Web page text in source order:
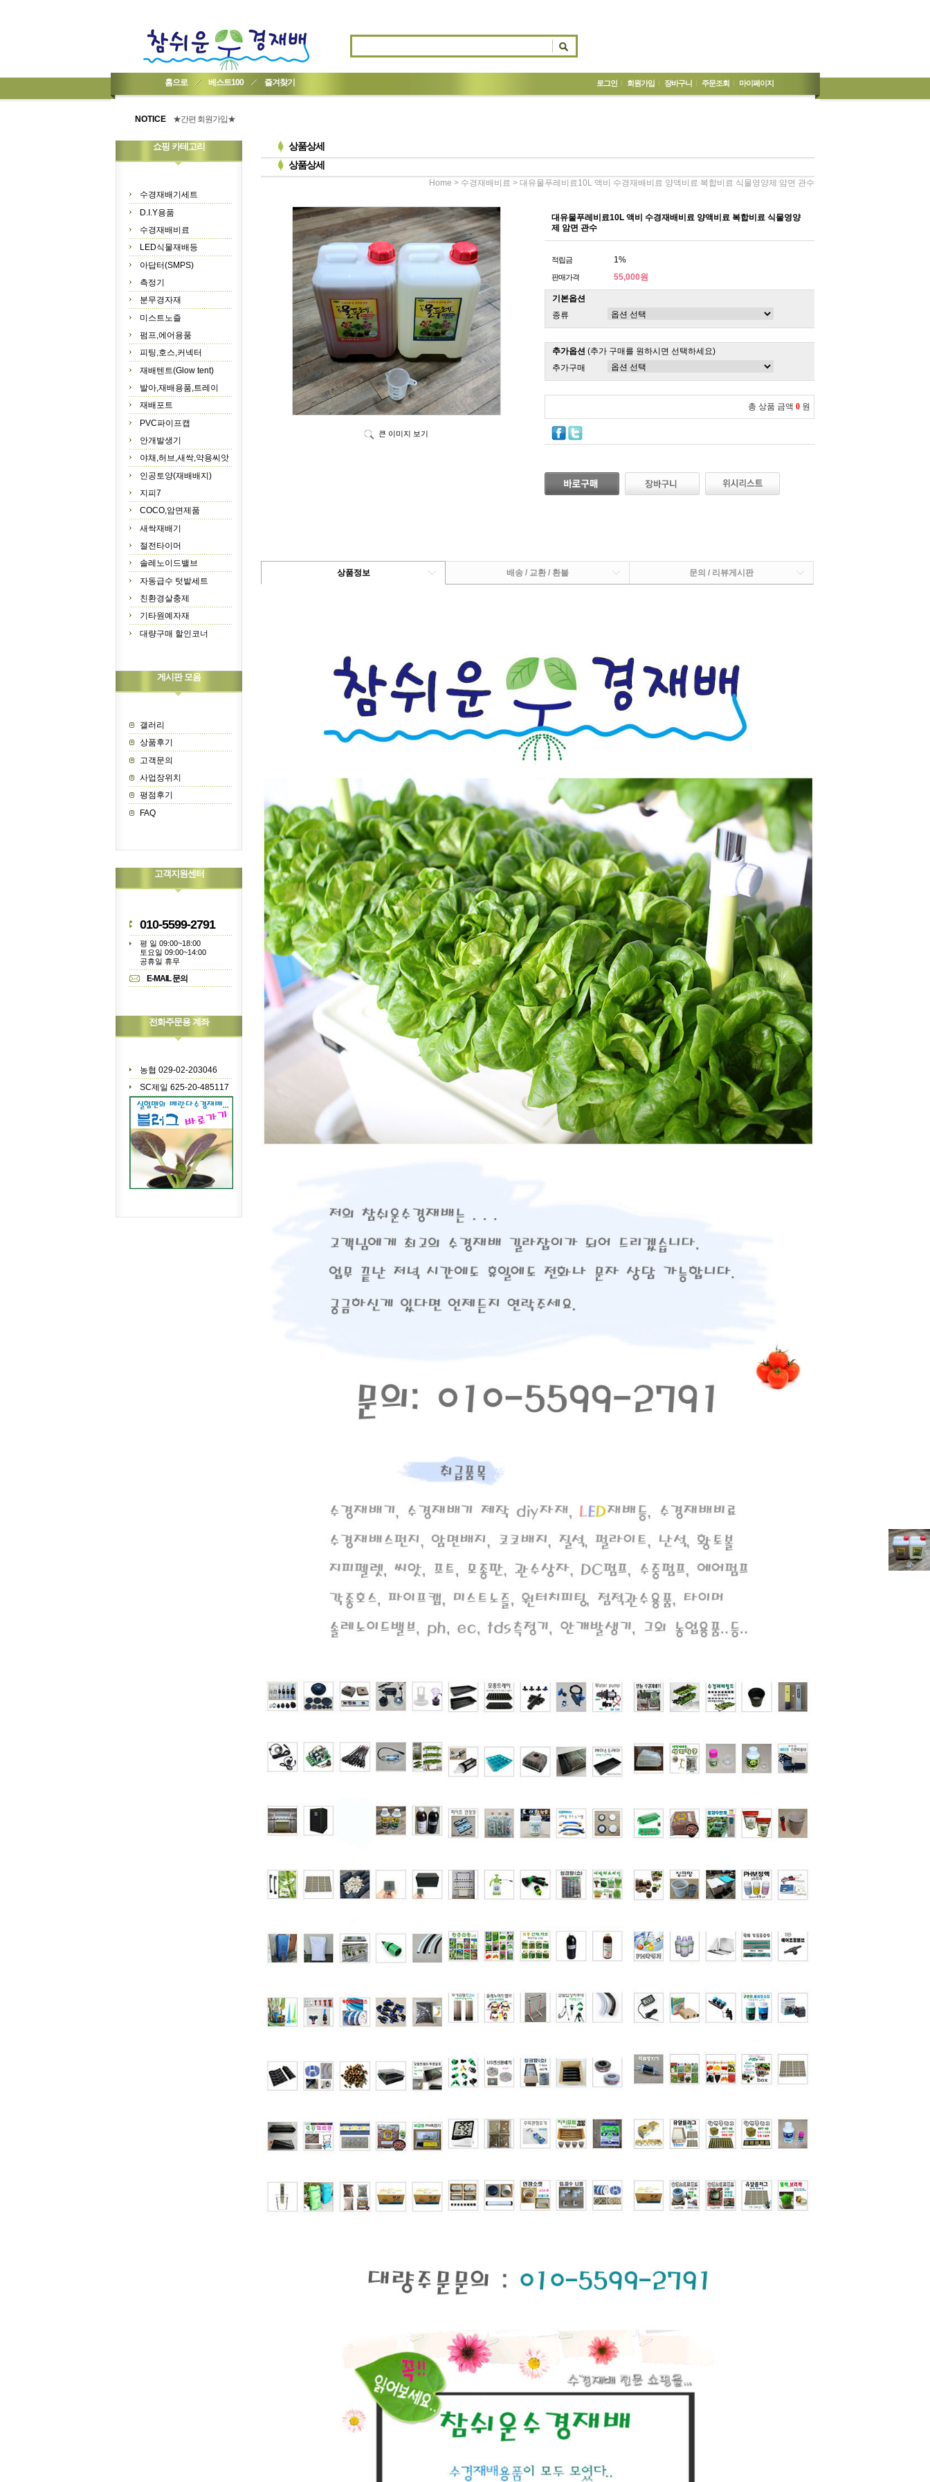
홈으로 베스트100 즐겨찾기 로그인 회원가입 장바구니 주문조회 마이페이지
NOTICE
★기업회원가입 방법..
★간편 회원가입★
쇼핑 카테고리
수경재배기세트
D.I.Y용품
수경재배비료
LED식물재배등
아답터(SMPS)
측정기
분무경자재
미스트노즐
펌프,에어용품
피팅,호스,커넥터
재배텐트(Glow tent)
발아,재배용품,트레이
재배포트
PVC파이프캡
안개발생기
야채,허브,새싹,약용씨앗
인공토양(재배배지)
지피7
COCO,암면제품
새싹재배기
절전타이머
솔레노이드밸브
자동급수 텃밭세트
친환경살충제
기타원예자재
대량구매 할인코너
게시판 모음
갤러리
상품후기
고객문의
사업장위치
평점후기
FAQ
고객지원센터
010-5599-2791
평 일 09:00~18:00
토요일 09:00~14:00
공휴일 휴무
E-MAIL 문의
전화주문용 계좌
농협 029-02-203046
SC제일 625-20-485117
상품상세
상품상세
Home > 수경재배비료 > 대유물푸레비료10L 액비 수경재배비료 양액비료 복합비료 식물영양제 암면 관수
큰 이미지 보기
대유물푸레비료10L 액비 수경재배비료 양액비료 복합비료 식물영양
제 암면 관수
적립금 1%
판매가격 55,000원
기본옵션
종류
추가옵션 (추가 구매를 원하시면 선택하세요)
추가구매
총 상품 금액 0 원
상품정보 배송 / 교환 / 환불 문의 / 리뷰게시판